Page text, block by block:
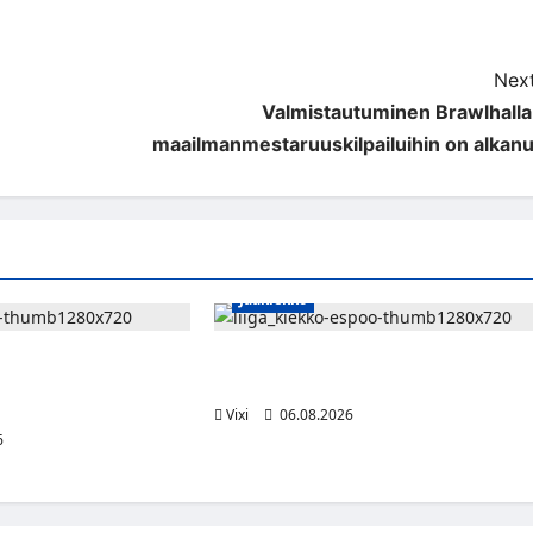
Valmistautuminen
maailmanmestaruuskilpailuihin on
Jääkiekko
Vixi
06.08.2026